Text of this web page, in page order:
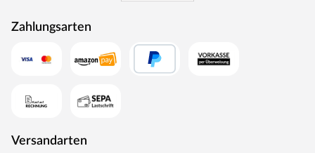
Zahlungsarten
Versandarten